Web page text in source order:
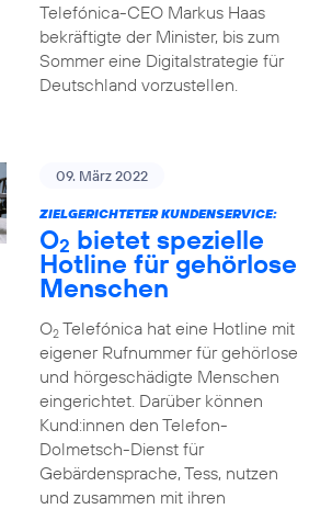
Telefónica-CEO Markus Haas
bekräftigte der Minister, bis zum
Sommer eine Digitalstrategie für
Deutschland vorzustellen.
09. März 2022
ZIELGERICHTETER KUNDENSERVICE:
O2 bietet spezielle
Hotline für gehörlose
Menschen
O2Telefónica hat eine Hotline mit
eigener Rufnummer für gehörlose
und hörgeschädigte Menschen
eingerichtet. Darüber können
Kund:innen den Telefon-
Dolmetsch-Dienst für
Gebärdensprache, Tess, nutzen
und zusammen mit ihren